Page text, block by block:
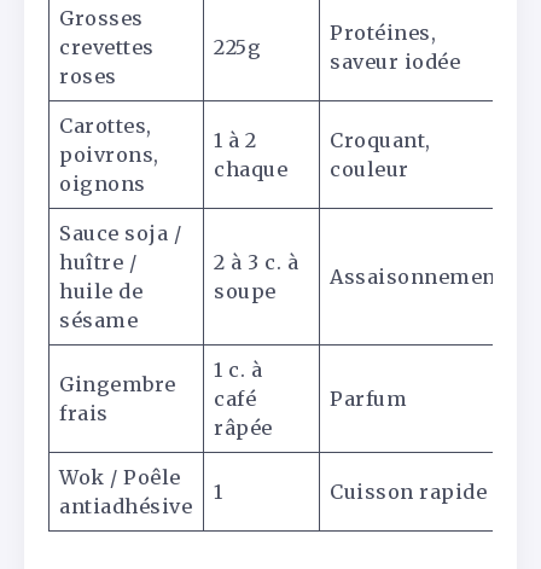
Grosses
crevettes
roses
225g
Protéines,
saveur iodée
Carottes,
poivrons,
oignons
1 à 2
chaque
Croquant,
couleur
Sauce soja /
huître /
huile de
sésame
2 à 3 c. à
soupe
Assaisonnement
Gingembre
frais
1 c. à
café
râpée
Parfum
Wok / Poêle
antiadhésive
1 Cuisson rapide